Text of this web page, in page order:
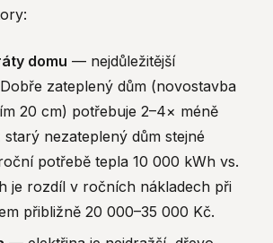
domu — nejdůležitější
zateplený dům (novostavba
20 cm) potřebuje 2–4× méně
starý nezateplený dům stejné
potřebě tepla 10 000 kWh vs.
je rozdíl v ročních nákladech při
přibližně 20 000–35 000 Kč.